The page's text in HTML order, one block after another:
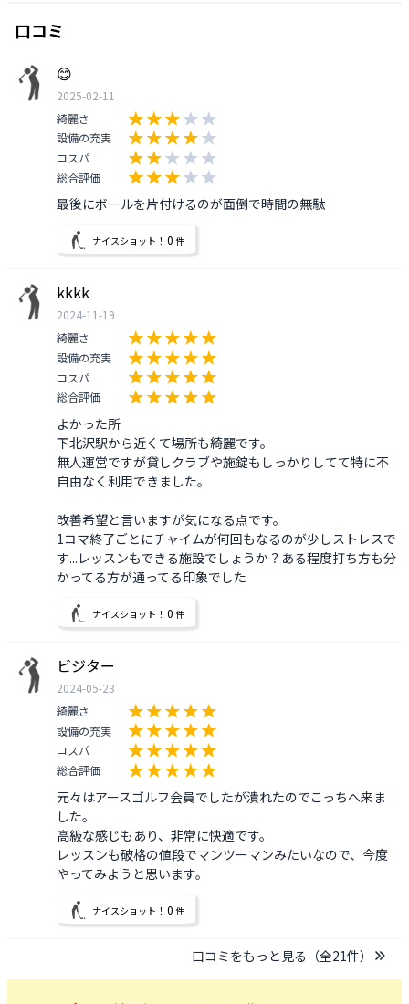
口コミ
😊
2025-02-11
綺麗さ
設備の充実
コスパ
総合評価
最後にボールを片付けるのが面倒で時間の無駄
ナイスショット！ 0 件
kkkk
2024-11-19
綺麗さ
設備の充実
コスパ
総合評価
よかった所
下北沢駅から近くて場所も綺麗です。
無人運営ですが貸しクラブや施錠もしっかりしてて特に不
自由なく利用できました。
改善希望と言いますが気になる点です。
1コマ終了ごとにチャイムが何回もなるのが少しストレスで
す...レッスンもできる施設でしょうか？ある程度打ち方も分
かってる方が通ってる印象でした
ナイスショット！ 0 件
ビジター
2024-05-23
綺麗さ
設備の充実
コスパ
総合評価
元々はアースゴルフ会員でしたが潰れたのでこっちへ来ま
した。
高級な感じもあり、非常に快適です。
レッスンも破格の値段でマンツーマンみたいなので、今度
やってみようと思います。
ナイスショット！ 0 件
口コミをもっと見る（全21件）